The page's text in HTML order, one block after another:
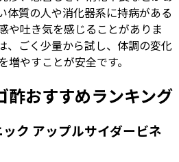
体質の人や消化器系に持病がある
や吐き気を感じることがありま
、ごく少量から試し、体調の変化
やすことが安全です。
酢おすすめランキング
ク アップルサイダービネ